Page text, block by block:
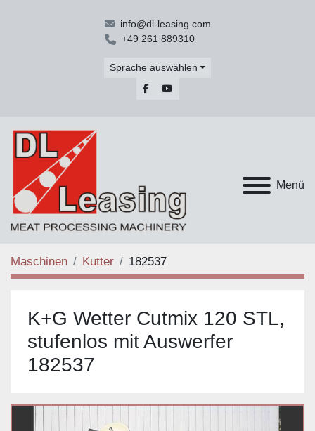
info@dl-leasing.com
+49 261 889310
Sprache auswählen
facebookyoutube
Menü
Maschinen Kutter 182537
K+G Wetter Cutmix 120 STL,
stufenlos mit Auswerfer
182537